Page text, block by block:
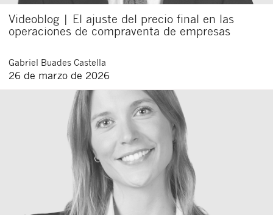
Videoblog | El ajuste del precio final en las
operaciones de compraventa de empresas
Gabriel Buades Castella
26 de marzo de 2026